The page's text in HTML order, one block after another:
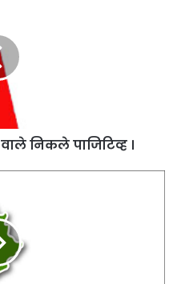
निकले पाजिटिव्ह ।